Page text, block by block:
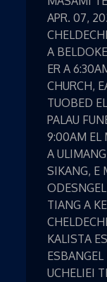
APR. 07,
A
ER A
CHURCH,
TUOBED
PALAU
9:00AM EL
A
SIKANG, E
TIANG A
KALISTA
UCHELIEI